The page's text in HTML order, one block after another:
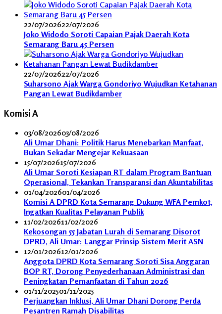
22/07/202622/07/2026
Joko Widodo Soroti Capaian Pajak Daerah Kota
Semarang Baru 45 Persen
22/07/202622/07/2026
Suharsono Ajak Warga Gondoriyo Wujudkan Ketahanan
Pangan Lewat Budikdamber
Komisi A
03/08/202603/08/2026
Ali Umar Dhani: Politik Harus Menebarkan Manfaat,
Bukan Sekadar Mengejar Kekuasaan
15/07/202615/07/2026
Ali Umar Soroti Kesiapan RT dalam Program Bantuan
Operasional, Tekankan Transparansi dan Akuntabilitas
01/04/202601/04/2026
Komisi A DPRD Kota Semarang Dukung WFA Pemkot,
Ingatkan Kualitas Pelayanan Publik
11/02/202611/02/2026
Kekosongan 55 Jabatan Lurah di Semarang Disorot
DPRD, Ali Umar: Langgar Prinsip Sistem Merit ASN
12/01/202612/01/2026
Anggota DPRD Kota Semarang Soroti Sisa Anggaran
BOP RT, Dorong Penyederhanaan Administrasi dan
Peningkatan Pemanfaatan di Tahun 2026
01/11/202501/11/2025
Perjuangkan Inklusi, Ali Umar Dhani Dorong Perda
Pesantren Ramah Disabilitas